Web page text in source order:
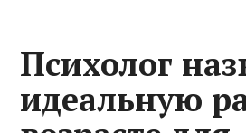
Психолог
идеальную